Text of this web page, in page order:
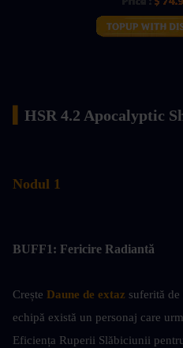
HSR 4.2 Apocalyptic
Nodul 1
BUFF1: Fericire Radiantă
Crește Daune de extaz suferită
echipă există un personaj care
Eficiența Ruperii Slăbiciunii